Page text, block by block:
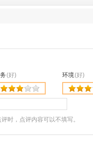
(好) 环境(好)
评时，点评内容可以不填写。